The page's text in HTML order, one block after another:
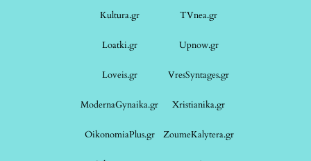
Kultura.gr TVnea.gr
Loatki.gr Upnow.gr
Loveis.gr VresSyntages.gr
ModernaGynaika.gr Xristianika.gr
OikonomiaPlus.gr ZoumeKalytera.gr